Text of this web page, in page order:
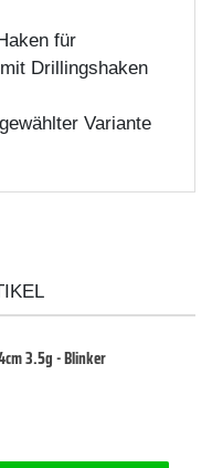
für
Drillingshaken
Variante
3.5g - Blinker